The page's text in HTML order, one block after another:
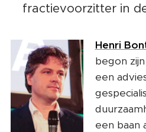
fractievoorzitter in
Henri
begon
een
een baan